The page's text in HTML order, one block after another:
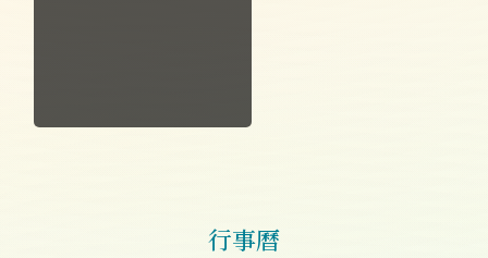
行事曆